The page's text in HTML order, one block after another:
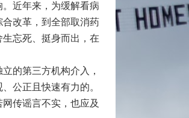
近年来，为缓解看病
改革，到全部取消药
忘死、挺身而出，在
的第三方机构介入，
公正且快速有力的。
传谣言不实，也应及